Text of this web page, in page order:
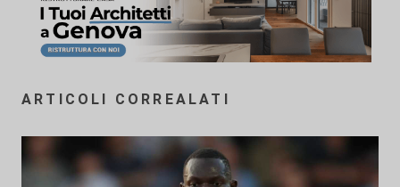
ARTICOLI CORREALATI